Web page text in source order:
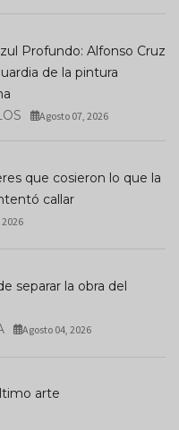
Profundo: Alfonso Cruz
de la pintura
Agosto 07, 2026
que cosieron lo que la
callar
separar la obra del
Agosto 04, 2026
arte